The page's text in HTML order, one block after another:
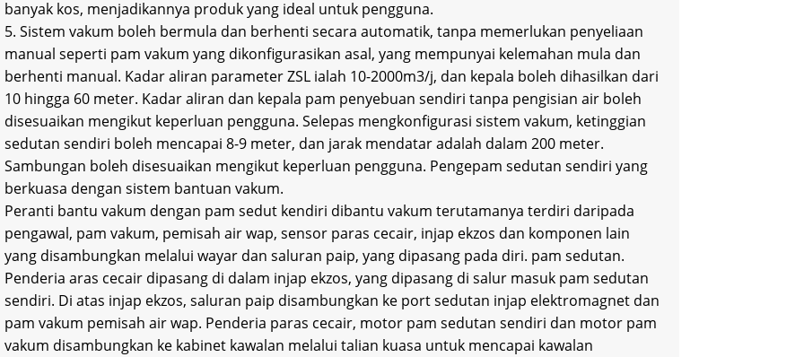
banyak kos, menjadikannya produk yang ideal untuk pengguna.
5. Sistem vakum boleh bermula dan berhenti secara automatik, tanpa memerlukan penyeliaan
manual seperti pam vakum yang dikonfigurasikan asal, yang mempunyai kelemahan mula dan
berhenti manual. Kadar aliran parameter ZSL ialah 10-2000m3/j, dan kepala boleh dihasilkan dari
10 hingga 60 meter. Kadar aliran dan kepala pam penyebuan sendiri tanpa pengisian air boleh
disesuaikan mengikut keperluan pengguna. Selepas mengkonfigurasi sistem vakum, ketinggian
sedutan sendiri boleh mencapai 8-9 meter, dan jarak mendatar adalah dalam 200 meter.
Sambungan boleh disesuaikan mengikut keperluan pengguna. Pengepam sedutan sendiri yang
berkuasa dengan sistem bantuan vakum.
Peranti bantu vakum dengan pam sedut kendiri dibantu vakum terutamanya terdiri daripada
pengawal, pam vakum, pemisah air wap, sensor paras cecair, injap ekzos dan komponen lain
yang disambungkan melalui wayar dan saluran paip, yang dipasang pada diri. pam sedutan.
Penderia aras cecair dipasang di dalam injap ekzos, yang dipasang di salur masuk pam sedutan
sendiri. Di atas injap ekzos, saluran paip disambungkan ke port sedutan injap elektromagnet dan
pam vakum pemisah air wap. Penderia paras cecair, motor pam sedutan sendiri dan motor pam
vakum disambungkan ke kabinet kawalan melalui talian kuasa untuk mencapai kawalan